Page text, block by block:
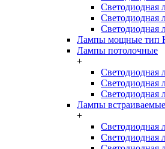
Светодиодная
Светодиодная
Светодиодная
Лампы мощные тип
Лампы потолочные
+
Светодиодная
Светодиодная
Светодиодная
Лампы встраиваемые
+
Светодиодная
Светодиодная